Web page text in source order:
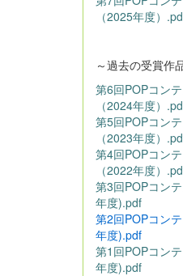
（2025年度）
～過去の受賞作
第6回POPコン
（2024年度）
第5回POPコン
（2023年度）
第4回POPコン
（2022年度）
第3回POPコン
年度).pdf
第2回POPコン
年度).pdf
第1回POPコン
年度).pdf